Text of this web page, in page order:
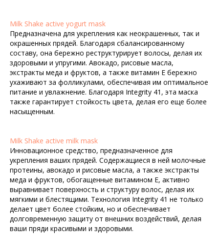
Milk Shake active yogurt mask
Предназначена для укрепления как неокрашенных, так и
окрашенных прядей. Благодаря сбалансированному
составу, она бережно реструктурирует волосы, делая их
здоровыми и упругими. Авокадо, рисовые масла,
экстракты меда и фруктов, а также витамин Е бережно
ухаживают за фолликулами, обеспечивая им оптимальное
питание и увлажнение. Благодаря Integrity 41, эта маска
также гарантирует стойкость цвета, делая его еще более
насыщенным.
Milk Shake active milk mask
Инновационное средство, предназначенное для
укрепления ваших прядей. Содержащиеся в ней молочные
протеины, авокадо и рисовые масла, а также экстракты
меда и фруктов, обогащенные витамином Е, активно
выравнивает поверхность и структуру волос, делая их
мягкими и блестящими. Технология Integrity 41 не только
делает цвет более стойким, но и обеспечивает
долговременную защиту от внешних воздействий, делая
ваши пряди красивыми и здоровыми.